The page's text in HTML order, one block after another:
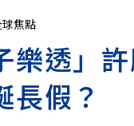
焦點
樂透」
長假？